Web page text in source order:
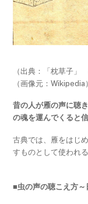
（出典：「枕草子
（画像元：Wikipedia）
昔の人が雁の声に聴
の魂を運んでくると
古典では、雁をはじ
すものとして使われ
■虫の声の聴こえ方～